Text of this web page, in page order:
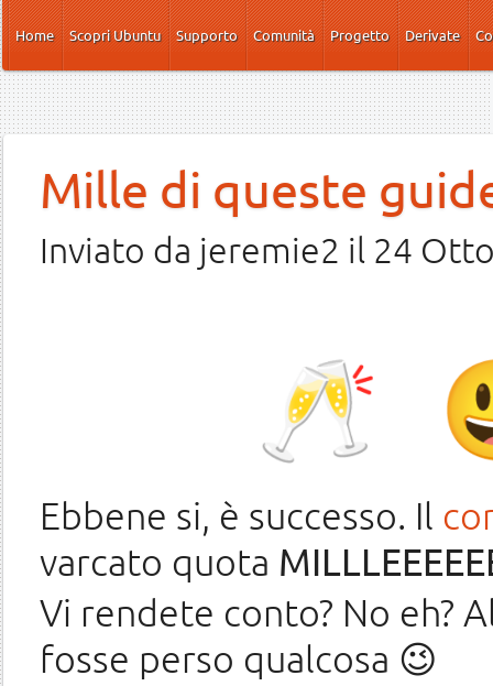
Salta al contenuto principale
Home
Scopri Ubuntu Supporto Comunità Progetto Derivate
Mille di queste
Inviato da jeremie2 il 24
Ebbene si, è successo. Il
varcato quota
Vi rendete conto? No eh?
fosse perso qualcosa 😉